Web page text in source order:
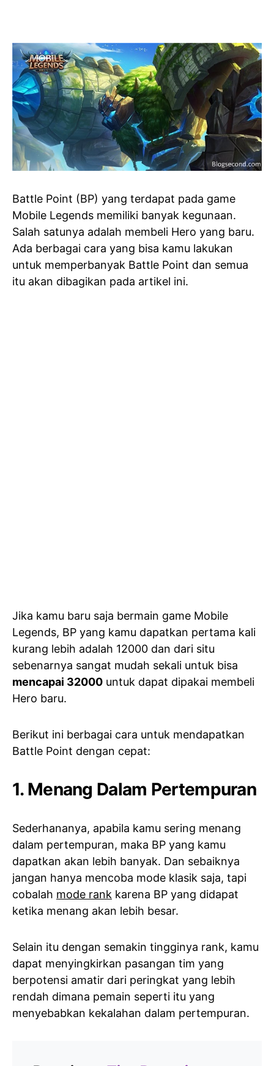
Battle Point (BP) yang terdapat pada game
Mobile Legends memiliki banyak kegunaan.
Salah satunya adalah membeli Hero yang baru.
Ada berbagai cara yang bisa kamu lakukan
untuk memperbanyak Battle Point dan semua
itu akan dibagikan pada artikel ini.
Jika kamu baru saja bermain game Mobile
Legends, BP yang kamu dapatkan pertama kali
kurang lebih adalah 12000 dan dari situ
sebenarnya sangat mudah sekali untuk bisa
mencapai 32000 untuk dapat dipakai membeli
Hero baru.
Berikut ini berbagai cara untuk mendapatkan
Battle Point dengan cepat:
1. Menang Dalam Pertempuran
Sederhananya, apabila kamu sering menang
dalam pertempuran, maka BP yang kamu
dapatkan akan lebih banyak. Dan sebaiknya
jangan hanya mencoba mode klasik saja, tapi
cobalah mode rank karena BP yang didapat
ketika menang akan lebih besar.
Selain itu dengan semakin tingginya rank, kamu
dapat menyingkirkan pasangan tim yang
berpotensi amatir dari peringkat yang lebih
rendah dimana pemain seperti itu yang
menyebabkan kekalahan dalam pertempuran.